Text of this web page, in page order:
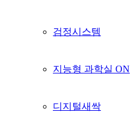
검정시스템
지능형 과학실 ON
디지털새싹